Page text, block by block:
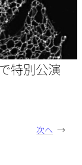
特別公演
次へ →